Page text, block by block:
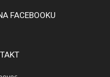
FACEBOOKU